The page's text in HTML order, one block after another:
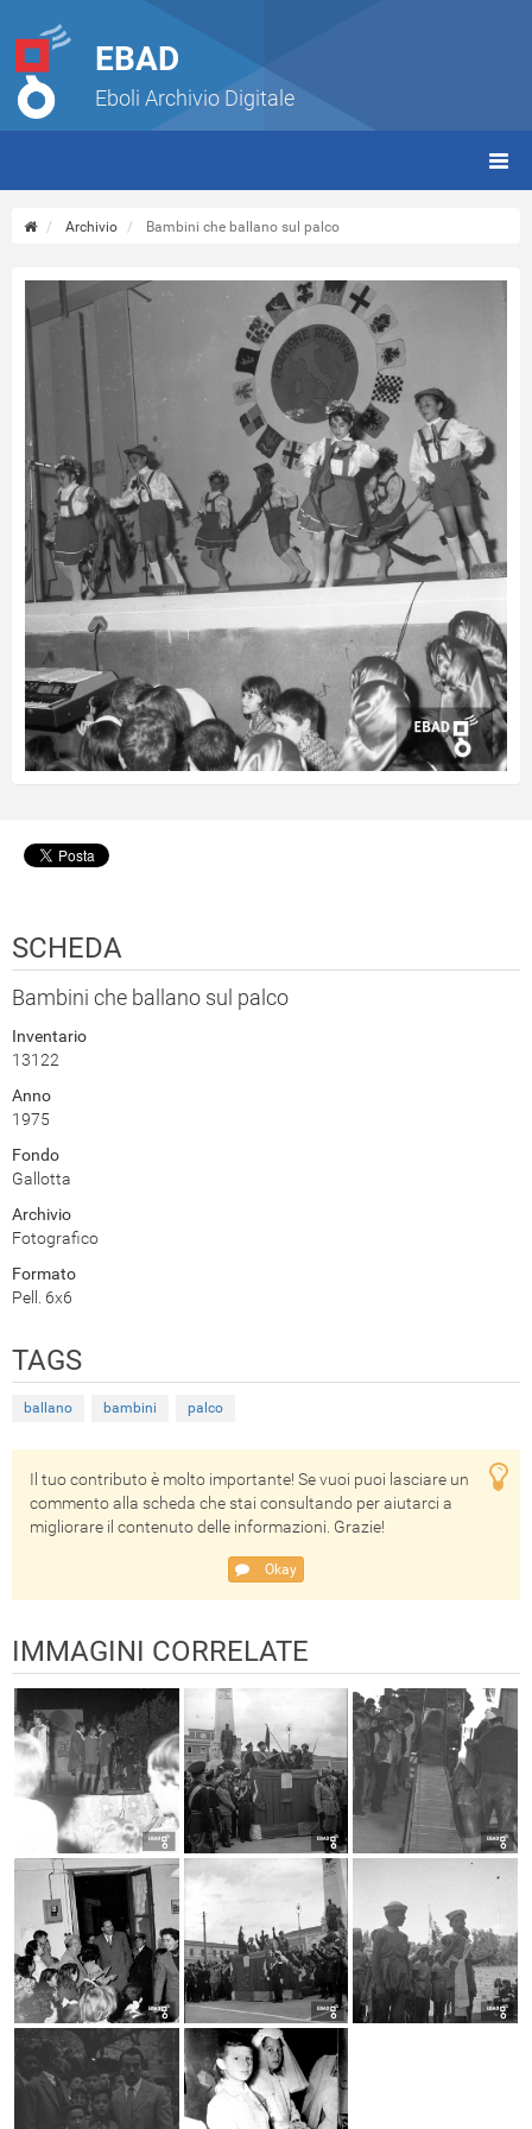
EBAD
Eboli Archivio Digitale
Archivio Bambini che ballano sul palco
SCHEDA
Bambini che ballano sul palco
Inventario
13122
Anno
1975
Fondo
Gallotta
Archivio
Fotografico
Formato
Pell. 6x6
TAGS
ballano bambini palco
Il tuo contributo è molto importante! Se vuoi puoi lasciare un
commento alla scheda che stai consultando per aiutarci a
migliorare il contenuto delle informazioni. Grazie!
Okay
IMMAGINI CORRELATE